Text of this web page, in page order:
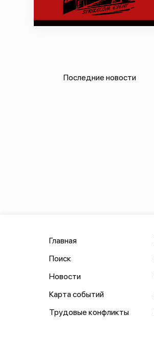
Последние новости
Главная
Поиск
Новости
Карта событий
Трудовые конфликты